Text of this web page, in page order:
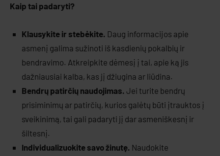
Kaip tai padaryti?
Klausykite ir stebėkite. Daug informacijos apie
asmenį galima sužinoti iš kasdienių pokalbių ir
bendravimo. Atkreipkite dėmesį į tai, apie ką jis
dažniausiai kalba, kas jį džiugina ar liūdina.
Bendrų patirčių naudojimas. Jei turite bendrų
prisiminimų ar patirčių, kurios galėtų būti įtrauktos į
sveikinimą, tai gali padaryti jį dar asmeniškesnį ir
šiltesnį.
Individualizuokite savo žinutę. Naudokite